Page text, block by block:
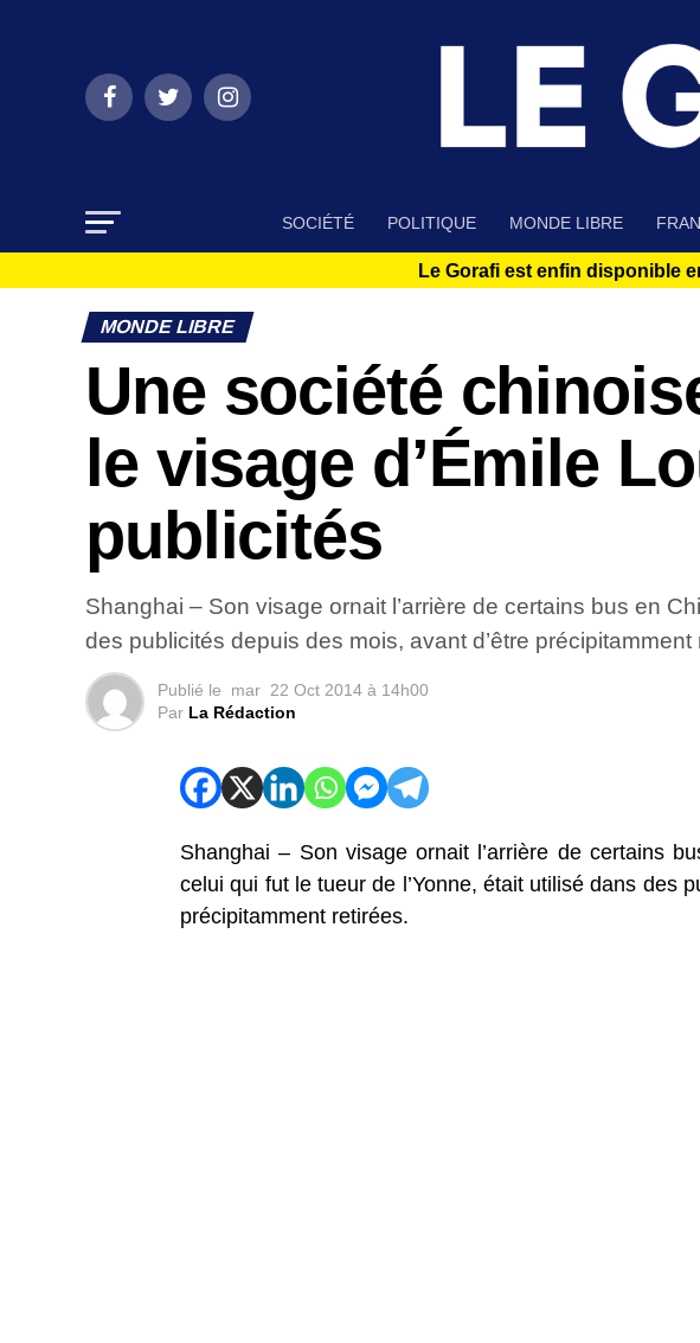
SOCIÉTÉ POLITIQUE MONDE LIBRE
Le Gorafi est enfin disponible
MONDE LIBRE
Une société
le visage d’Émile
publicités
Shanghai – Son visage ornait l’arrière de certains bus en
des publicités depuis des mois, avant d’être précipitamment
Publié le mar 22 Oct 2014 à 14h00
Par La Rédaction
Shanghai – Son visage ornait l’arrière de certains
celui qui fut le tueur de l’Yonne, était utilisé dans des
précipitamment retirées.